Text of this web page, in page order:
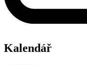
Kalendář